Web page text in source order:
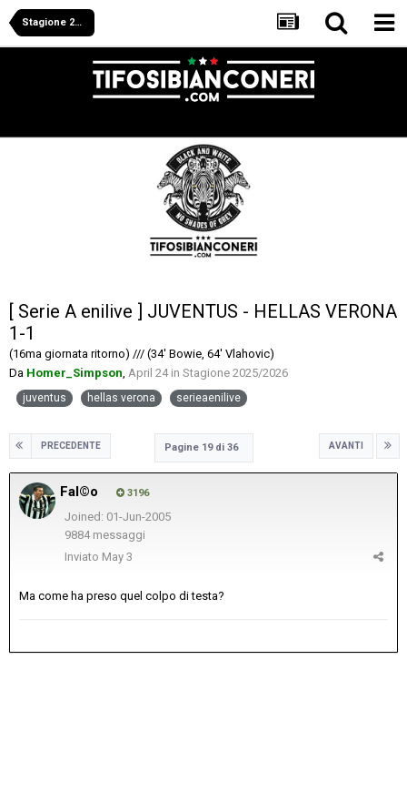
Stagione 2025/2026
[ Serie A enilive ] JUVENTUS - HELLAS VERONA
1-1
(16ma giornata ritorno) /// (34' Bowie, 64' Vlahovic)
Da Homer_Simpson, April 24in Stagione 2025/2026
juventus hellas verona serieaenilive
PRECEDENTE AVANTI
Pagine 19 di 36
Fal©o 3196
Joined: 01-Jun-2005
9884 messaggi
Inviato May 3
Ma come ha preso quel colpo di testa?